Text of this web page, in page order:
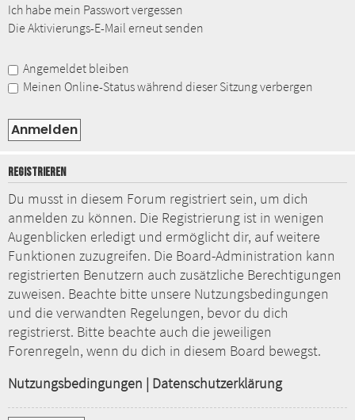
Ich habe mein Passwort vergessen
Die Aktivierungs-E-Mail erneut senden
Angemeldet bleiben
Meinen Online-Status während dieser Sitzung verbergen
REGISTRIEREN
Du musst in diesem Forum registriert sein, um dich
anmelden zu können. Die Registrierung ist in wenigen
Augenblicken erledigt und ermöglicht dir, auf weitere
Funktionen zuzugreifen. Die Board-Administration kann
registrierten Benutzern auch zusätzliche Berechtigungen
zuweisen. Beachte bitte unsere Nutzungsbedingungen
und die verwandten Regelungen, bevor du dich
registrierst. Bitte beachte auch die jeweiligen
Forenregeln, wenn du dich in diesem Board bewegst.
Nutzungsbedingungen | Datenschutzerklärung